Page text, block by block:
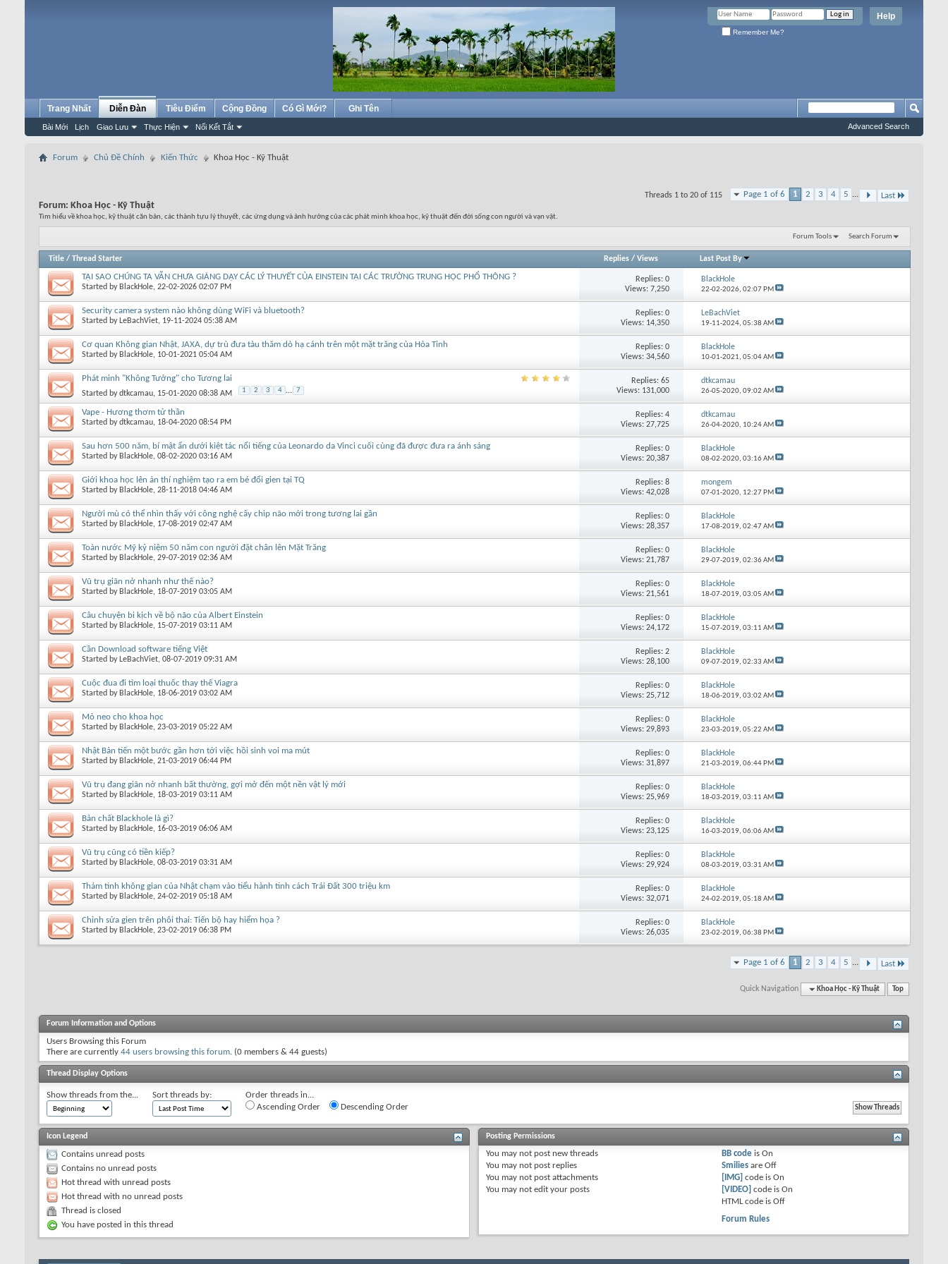
Help
Remember Me?
Trang Nhất Diễn Đàn
Bài Mới Lịch Giao Lưu Thực Hiện Nối Kết Tắt
Tiêu Điểm Cộng Đồng Có Gì Mới? Ghi Tên
Advanced Search
Forum Chủ Đề Chính Kiến Thức Khoa Học - Kỹ Thuật
Page 1 of 6 1 2 3 4 5 ... Last
Threads 1 to 20 of 115
Forum: Khoa Học - Kỹ Thuật
Tìm hiểu về khoa học, kỹ thuật căn bản, các thành tựu lý thuyết, các ứng dụng và ảnh hưởng của các phát minh khoa học, kỹ thuật đến đời sống con người và vạn vật.
Forum Tools Search Forum
Title / Thread Starter Replies/ Views Last Post By
TẠI SAO CHÚNG TA VẪN CHƯA GIẢNG DẠY CÁC LÝ THUYẾT CỦA EINSTEIN TẠI CÁC TRƯỜNG TRUNG HỌC PHỔ THÔNG ?
Started by BlackHole, 22-02-2026 02:07 PM
Replies: 0
Views: 7,250
BlackHole
22-02-2026, 02:07 PM
Security camera system nào không dùng WiFi và bluetooth?
Started by LeBachViet, 19-11-2024 05:38 AM
Replies: 0
Views: 14,350
LeBachViet
19-11-2024, 05:38 AM
Cơ quan Không gian Nhật, JAXA, dự trù đưa tàu thăm dò hạ cánh trên một mặt trăng của Hỏa Tinh
Started by BlackHole, 10-01-2021 05:04 AM
Replies: 0
Views: 34,560
BlackHole
10-01-2021, 05:04 AM
Phát minh "Không Tưởng" cho Tương lai
Started bydtkcamau, 15-01-2020 08:38 AM 1 2 3 4 ... 7
Replies: 65
Views: 131,000
dtkcamau
26-05-2020, 09:02 AM
Vape - Hương thơm tử thần
Started bydtkcamau, 18-04-2020 08:54 PM
Replies: 4
Views: 27,725
dtkcamau
26-04-2020, 10:24 AM
Sau hơn 500 năm, bí mật ẩn dưới kiệt tác nổi tiếng của Leonardo da Vinci cuối cùng đã được đưa ra ánh sáng
Started by BlackHole, 08-02-2020 03:16 AM
Replies: 0
Views: 20,387
BlackHole
08-02-2020, 03:16 AM
Giới khoa học lên án thí nghiệm tạo ra em bé đổi gien tại TQ
Started by BlackHole, 28-11-2018 04:46 AM
Replies: 8
Views: 42,028
mongem
07-01-2020, 12:27 PM
Người mù có thể nhìn thấy với công nghệ cấy chip não mới trong tương lai gần
Started by BlackHole, 17-08-2019 02:47 AM
Replies: 0
Views: 28,357
BlackHole
17-08-2019, 02:47 AM
Toàn nước Mỹ kỷ niệm 50 năm con người đặt chân lên Mặt Trăng
Started by BlackHole, 29-07-2019 02:36 AM
Replies: 0
Views: 21,787
BlackHole
29-07-2019, 02:36 AM
Vũ trụ giãn nở nhanh như thế nào?
Started by BlackHole, 18-07-2019 03:05 AM
Replies: 0
Views: 21,561
BlackHole
18-07-2019, 03:05 AM
Câu chuyện bi kịch về bộ não của Albert Einstein
Started by BlackHole, 15-07-2019 03:11 AM
Replies: 0
Views: 24,172
BlackHole
15-07-2019, 03:11 AM
Cần Download software tiếng Việt
Started by LeBachViet, 08-07-2019 09:31 AM
Replies: 2
Views: 28,100
BlackHole
09-07-2019, 02:33 AM
Cuộc đua đi tìm loại thuốc thay thế Viagra
Started by BlackHole, 18-06-2019 03:02 AM
Replies: 0
Views: 25,712
BlackHole
18-06-2019, 03:02 AM
Mỏ neo cho khoa học
Started by BlackHole, 23-03-2019 05:22 AM
Replies: 0
Views: 29,893
BlackHole
23-03-2019, 05:22 AM
Nhật Bản tiến một bước gần hơn tới việc hồi sinh voi ma mút
Started by BlackHole, 21-03-2019 06:44 PM
Replies: 0
Views: 31,897
BlackHole
21-03-2019, 06:44 PM
Vũ trụ đang giãn nở nhanh bất thường, gợi mở đến một nền vật lý mới
Started by BlackHole, 18-03-2019 03:11 AM
Replies: 0
Views: 25,969
BlackHole
18-03-2019, 03:11 AM
Bản chất Blackhole là gì?
Started by BlackHole, 16-03-2019 06:06 AM
Replies: 0
Views: 23,125
BlackHole
16-03-2019, 06:06 AM
Vũ trụ cũng có tiền kiếp?
Started by BlackHole, 08-03-2019 03:31 AM
Replies: 0
Views: 29,924
BlackHole
08-03-2019, 03:31 AM
Thám tinh không gian của Nhật chạm vào tiểu hành tinh cách Trái Đất 300 triệu km
Started by BlackHole, 24-02-2019 05:18 AM
Replies: 0
Views: 32,071
BlackHole
24-02-2019, 05:18 AM
Chỉnh sửa gien trên phôi thai: Tiến bộ hay hiểm họa ?
Started by BlackHole, 23-02-2019 06:38 PM
Replies: 0
Views: 26,035
BlackHole
23-02-2019, 06:38 PM
Page 1 of 6 1 2 3 4 5 ... Last
Quick Navigation Khoa Học - Kỹ Thuật Top
Forum Information and Options
Users Browsing this Forum
There are currently 44 users browsing this forum. (0 members & 44 guests)
Thread Display Options
Show threads from the... Sort threads by:
Order threads in...
Ascending Order
Descending Order
Icon Legend
Contains unread posts
Contains no unread posts
Hot thread with unread posts
Hot thread with no unread posts
Thread is closed
You have posted in this thread
Posting Permissions
You may not post new threads
You may not post replies
You may not post attachments
You may not edit your posts
BB code isOn
Smilies areOff
[IMG] code isOn
[VIDEO] code isOn
HTML code isOff
Forum Rules